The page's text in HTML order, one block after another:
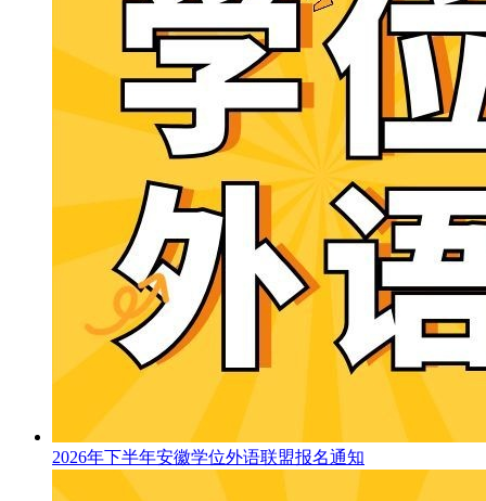
2026年下半年安徽学位外语联盟报名通知